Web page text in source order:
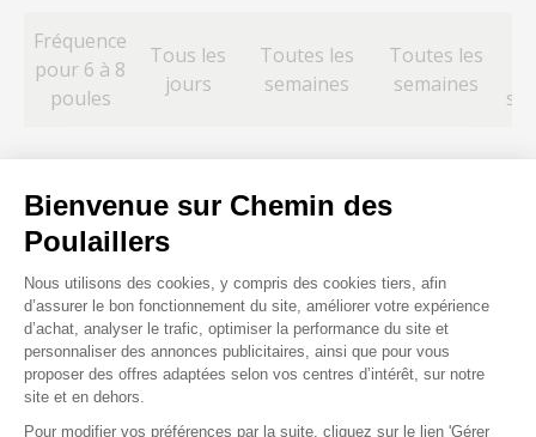
Bienvenue sur Chemin des
Poulaillers
Plateforme de Gestion du
Nous utilisons des cookies, y compris des cookies tiers, afin
d’assurer le bon fonctionnement du site, améliorer votre expérience
d’achat, analyser le trafic, optimiser la performance du site et
personnaliser des annonces publicitaires, ainsi que pour vous
proposer des offres adaptées selon vos centres d’intérêt, sur notre
site et en dehors.
Pour modifier vos préférences par la suite, cliquez sur le lien 'Gérer
Fréquence
pour 6 à 8
poules
Tous les
jours
Toutes les
semaines
Toutes les
semaines
Voici à quoi correspondent chaque tâche :
les fientes,
changement de la litière : changement complet de
la litière dans le poulailler,
nettoyage des accessoires : nettoyer les abreuvoirs
et les mangeoires,